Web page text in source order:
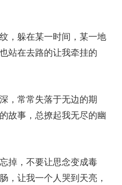
，躲在某一时间，某一地
站在去路的让我牵挂的
，常常失落于无边的期
故事，总撩起我无尽的幽
掉，不要让思念变成毒
，让我一个人哭到天亮，